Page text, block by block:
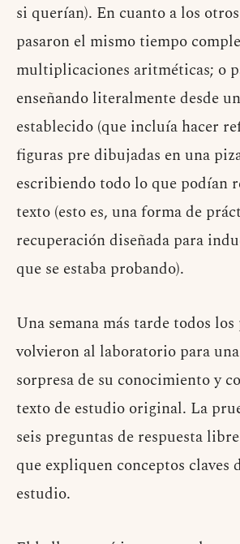
si querían). En cuanto a los
pasaron el mismo tiempo
multiplicaciones aritméticas; o
enseñando literalmente desde
establecido (que incluía hacer
figuras pre dibujadas en una
escribiendo todo lo que podían
texto (esto es, una forma de
recuperación diseñada para
que se estaba probando).
Una semana más tarde todos
volvieron al laboratorio para
sorpresa de su conocimiento y
texto de estudio original. La
seis preguntas de respuesta
que expliquen conceptos claves
estudio.